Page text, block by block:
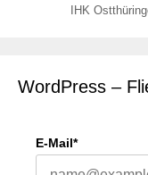
IHK
WordPress –
E-Mail*